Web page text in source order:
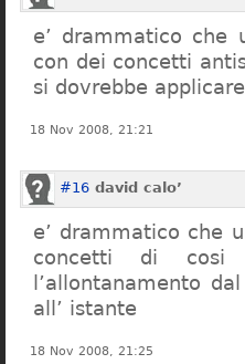
e’ drammatico che
con dei concetti
si dovrebbe
18 Nov 2008, 21:21
#16 david calo’
e’ drammatico che
concetti di cosi
l’allontanamento
all’ istante
18 Nov 2008, 21:25